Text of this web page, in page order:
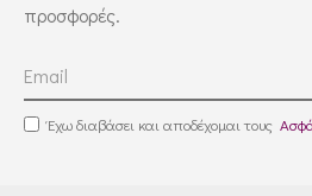
προσφορές.
Έχω διαβάσει και αποδέχομαι τους